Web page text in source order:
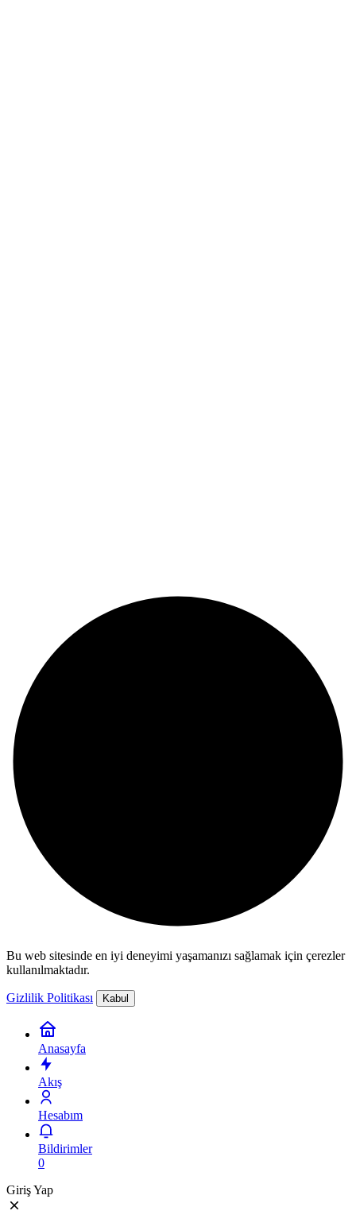
Bu web sitesinde en iyi deneyimi yaşamanızı sağlamak için çerezler
kullanılmaktadır.
Gizlilik Politikası Kabul
Anasayfa
Akış
Hesabım
Bildirimler
0
Giriş Yap